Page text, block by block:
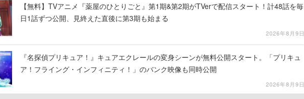
【無料】TVアニメ『薬屋のひとりごと』第1期&第2期がTVerで配信スタート！計48話を毎
日1話ずつ公開、見終えた直後に第3期も始まる
2026年8月9日
『名探偵プリキュア！』キュアエクレールの変身シーンが無料公開スタート。「プリキュ
ア！フライング・インフィニティ！」のバンク映像も同時公開
2026年8月9日